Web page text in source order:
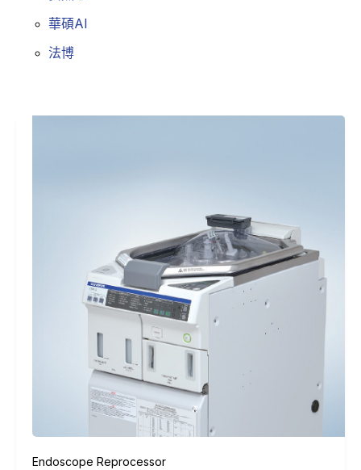
Endoscope Reprocessor
華碩AI
法博